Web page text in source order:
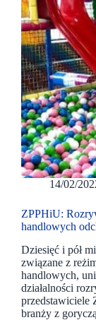
14/02/
ZPPHiU:
handlowych
Dziesięć i pół
związane z
handlowych,
działalności
przedstawiciele
branży z